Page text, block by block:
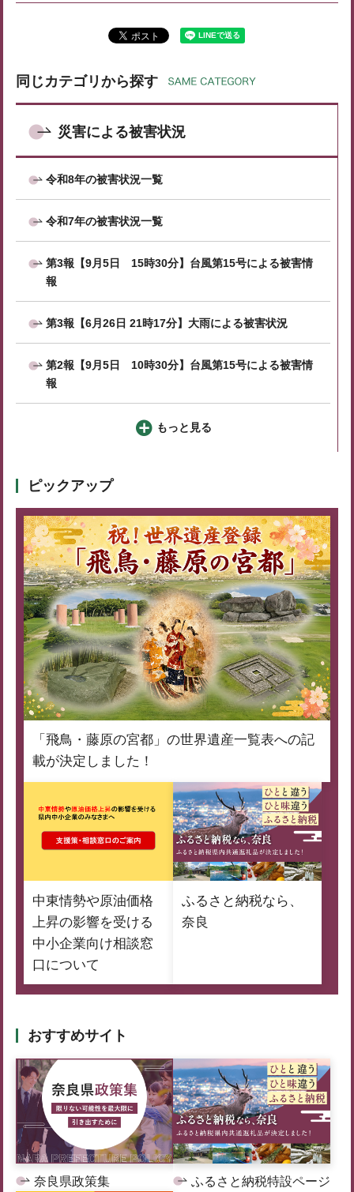
同じカテゴリから探す
災害による被害状況
令和8年の被害状況一覧
令和7年の被害状況一覧
第3報【9月5日 15時30分】台風第15号による被害情
報
第3報【6月26日 21時17分】大雨による被害状況
第2報【9月5日 10時30分】台風第15号による被害情
報
もっと見る
ピックアップ
「飛鳥・藤原の宮都」の世界遺産一覧表への記
載が決定しました！
中東情勢や原油価格
上昇の影響を受ける
中小企業向け相談窓
口について
ふるさと納税なら、
奈良
おすすめサイト
奈良県政策集 ふるさと納税特設ページ